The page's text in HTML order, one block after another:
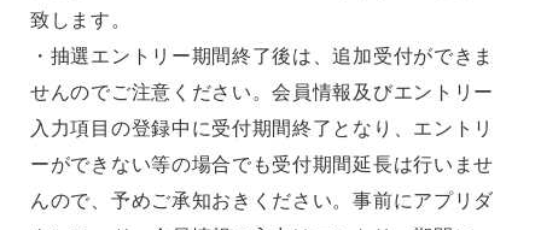
致します。
・抽選エントリー期間終了後は、追加受付ができま
せんのでご注意ください。会員情報及びエントリー
入力項目の登録中に受付期間終了となり、エントリ
ーができない等の場合でも受付期間延長は行いませ
んので、予めご承知おきください。事前にアプリダ